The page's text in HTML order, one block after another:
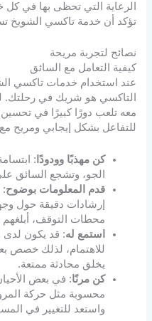
الرعاية التي تحظى بها في
تؤكد أن خدمة تاكسي الشويخ
نصائح لتجربة مريحة
كيفية التعامل مع السائق
عند استخدام خدمات تاكسي
التاكسي هو شريك في رحلتك.
معه تلعب دورًا كبيرًا في
للتفاعل بشكل إيجابي ومريح
كن مهذبًا وودودًا :
الجو، وتشجع السائق
قدم المعلومات بوضوح:
إرشادات دقيقة حول
محطات التوقف، أبلغهم
استمع له: قد يكون لدى
للاهتمام، لذلك خصص
يخلق محادثة ممتعة.
كن مرنًا: في بعض
محسوبة مثل حركة
واستعد للتغيير في